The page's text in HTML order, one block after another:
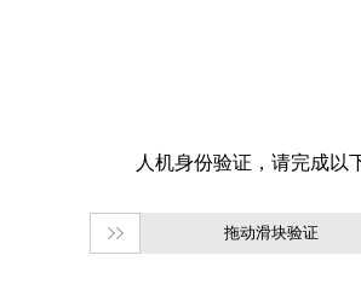
拖动滑块验证